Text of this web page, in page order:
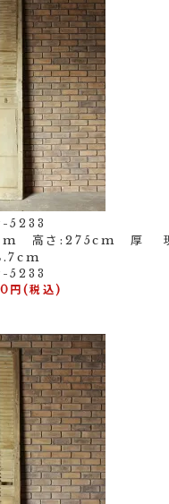
5233
高さ:275cm 厚
5233
(税込)